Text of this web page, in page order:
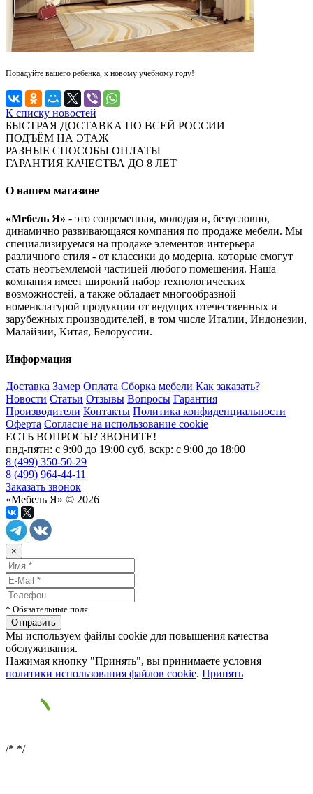
Порадуйте вашего ребенка, к новому учебному году!
К списку новостей
БЫСТРАЯ ДОСТАВКА ПО ВСЕЙ РОССИИ
ПОДЪЁМ НА ЭТАЖ
РАЗНЫЕ СПОСОБЫ ОПЛАТЫ
ГАРАНТИЯ КАЧЕСТВА ДО 8 ЛЕТ
О нашем магазине
«Мебель Я» - это современная, молодая и, безусловно,
динамично развивающаяся компания по продаже мебели. Мы
специализируемся на продаже элементов интерьера
различного стиля - от классики до модерна, которые смогут
стать неотъемлемой частицей любого помещения. Наша
компания имеет широкий набор технологических
возможностей, а также обладает многообразной
номенклатурой продукции от ведущих отечественных и
зарубежных производителей, в том числе Италии, Индонезии,
Малайзии, Китая, Белоруссии.
Информация
Доставка Замер Оплата Сборка мебели Как заказать?
Новости Статьи Отзывы Вопросы Гарантия
Производители Контакты Политика конфиденциальности
Оферта Согласие на использование cookie
ЕСТЬ ВОПРОСЫ? ЗВОНИТЕ!
пнд-пятн: с 9:00 до 19:00 суб, вскр: с 9:00 до 18:00
8 (499) 350-50-29
8 (499) 964-44-11
Заказать звонок
«Мебель Я» © 2026
×
* Обязательные поля
Мы используем файлы cookie для повышения качества
обслуживания.
Нажимая кнопку "Принять", вы принимаете условия
политики использования файлов cookie. Принять
/* */